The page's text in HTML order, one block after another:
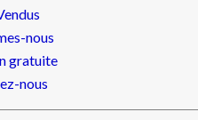
nous
gratuite
nous